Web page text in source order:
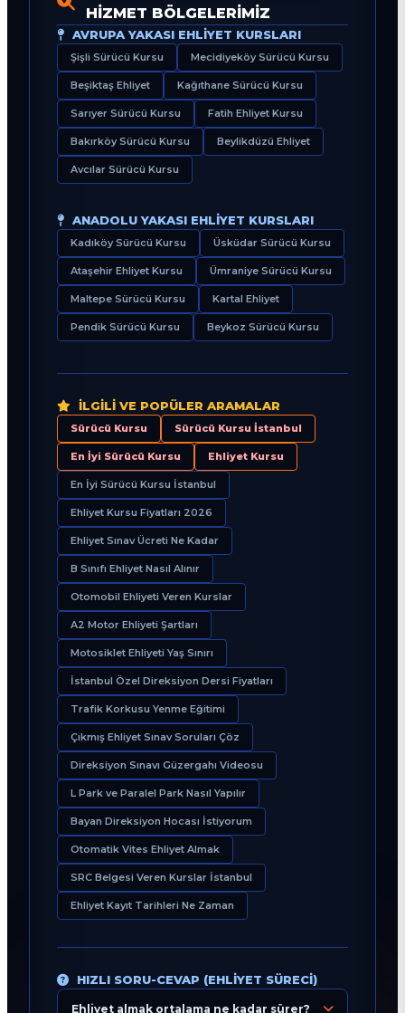
HIZMET BÖLGELERIMIZ
AVRUPA YAKASI EHLIYET KURSLARI
Şişli Sürücü Kursu Mecidiyeköy Sürücü Kursu
Beşiktaş Ehliyet Kağıthane Sürücü Kursu
Sarıyer Sürücü Kursu Fatih Ehliyet Kursu
Bakırköy Sürücü Kursu Beylikdüzü Ehliyet
Avcılar Sürücü Kursu
ANADOLU YAKASI EHLIYET KURSLARI
Kadıköy Sürücü Kursu Üsküdar Sürücü Kursu
Ataşehir Ehliyet Kursu Ümraniye Sürücü Kursu
Maltepe Sürücü Kursu Kartal Ehliyet
Pendik Sürücü Kursu Beykoz Sürücü Kursu
İLGILI VE POPÜLER ARAMALAR
Sürücü Kursu Sürücü Kursu İstanbul
En İyi Sürücü Kursu Ehliyet Kursu
En İyi Sürücü Kursu İstanbul
Ehliyet Kursu Fiyatları 2026
Ehliyet Sınav Ücreti Ne Kadar
B Sınıfı Ehliyet Nasıl Alınır
Otomobil Ehliyeti Veren Kurslar
A2 Motor Ehliyeti Şartları
Motosiklet Ehliyeti Yaş Sınırı
İstanbul Özel Direksiyon Dersi Fiyatları
Trafik Korkusu Yenme Eğitimi
Çıkmış Ehliyet Sınav Soruları Çöz
Direksiyon Sınavı Güzergahı Videosu
L Park ve Paralel Park Nasıl Yapılır
Bayan Direksiyon Hocası İstiyorum
Otomatik Vites Ehliyet Almak
SRC Belgesi Veren Kurslar İstanbul
Ehliyet Kayıt Tarihleri Ne Zaman
HIZLI SORU-CEVAP (EHLIYET SÜRECI)
Ehliyet almak ortalama ne kadar sürer?